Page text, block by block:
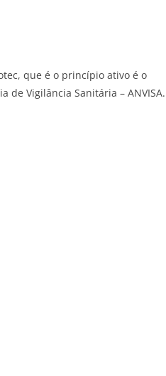
que é o princípio ativo é o
de Vigilância Sanitária – ANVISA.